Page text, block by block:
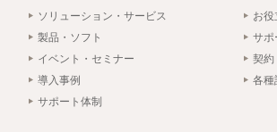
ソリューション・サービス
製品・ソフト
イベント・セミナー
導入事例
サポート体制
お役
サポ
契約
各種